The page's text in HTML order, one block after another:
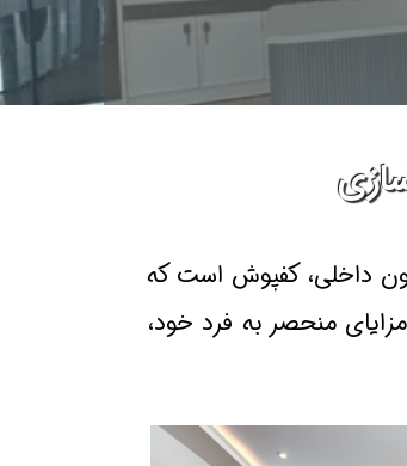
داخلی، کفپوش است که
منحصر به فرد خود،